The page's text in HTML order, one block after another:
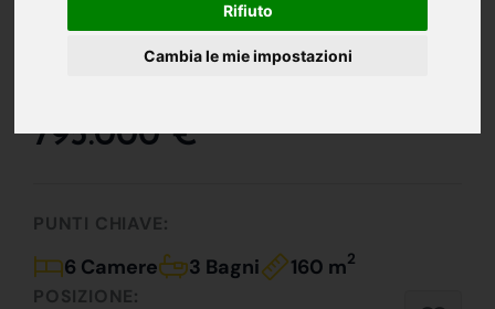
Rifiuto
Cambia le mie impostazioni
Prestigiosa Villa Singola
795.000 €
PUNTI CHIAVE:
6 Camere 3 Bagni 160 m2
POSIZIONE: